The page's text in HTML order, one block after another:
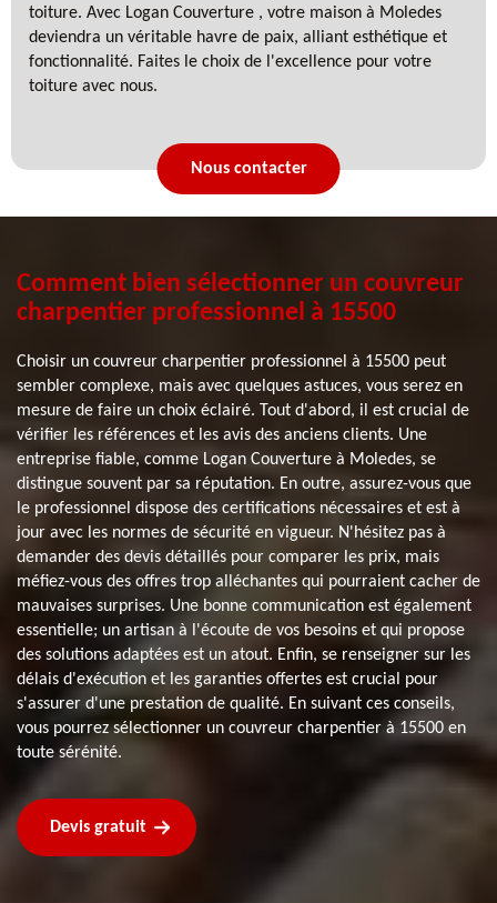
toiture. Avec Logan Couverture , votre maison à Moledes
deviendra un véritable havre de paix, alliant esthétique et
fonctionnalité. Faites le choix de l'excellence pour votre
toiture avec nous.
Nous contacter
Comment bien sélectionner un couvreur
charpentier professionnel à 15500
Choisir un couvreur charpentier professionnel à 15500 peut
sembler complexe, mais avec quelques astuces, vous serez en
mesure de faire un choix éclairé. Tout d'abord, il est crucial de
vérifier les références et les avis des anciens clients. Une
entreprise fiable, comme Logan Couverture à Moledes, se
distingue souvent par sa réputation. En outre, assurez-vous que
le professionnel dispose des certifications nécessaires et est à
jour avec les normes de sécurité en vigueur. N'hésitez pas à
demander des devis détaillés pour comparer les prix, mais
méfiez-vous des offres trop alléchantes qui pourraient cacher de
mauvaises surprises. Une bonne communication est également
essentielle; un artisan à l'écoute de vos besoins et qui propose
des solutions adaptées est un atout. Enfin, se renseigner sur les
délais d'exécution et les garanties offertes est crucial pour
s'assurer d'une prestation de qualité. En suivant ces conseils,
vous pourrez sélectionner un couvreur charpentier à 15500 en
toute sérénité.
Devis gratuit